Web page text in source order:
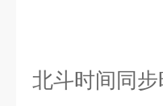
北斗时间同